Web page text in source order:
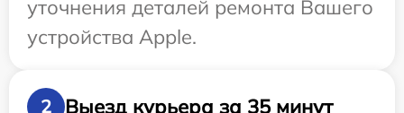
уточнения деталей ремонта Вашего
устройства Apple.
2
Выезд курьера за 35 минут